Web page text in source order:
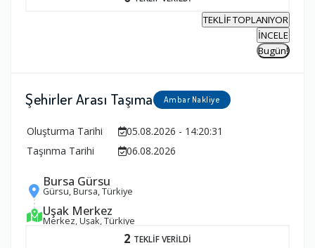
TEKLİF TOPLANIYOR
İNCELE
Bugün!
Şehirler Arası Taşıma Ambar Nakliye
Oluşturma Tarihi
05.08.2026 - 14:20:31
Taşınma Tarihi
06.08.2026
Bursa Gürsu
Gürsu, Bursa, Türkiye
Uşak Merkez
Merkez, Uşak, Türkiye
2 TEKLİF VERİLDİ